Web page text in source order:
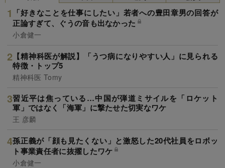
「好きなことを仕事にしたい」若者への豊田章男の回答が
正論すぎて、ぐうの音も出なかった
小倉健一
【精神科医が解説】「うつ病になりやすい人」に見られる
特徴・トップ5
精神科医 Tomy
習近平は焦っている…中国が弾道ミサイルを「ロケット
軍」ではなく「海軍」に撃たせた切実なワケ
王 彦麟
孫正義が「顔も見たくない」と激怒した20代社員をロボッ
ト事業責任者に抜擢したワケ
小倉健一